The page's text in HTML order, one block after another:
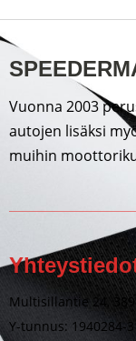
Vuonna 2003
autojen lisäksi
muihin
Multisillantie 24,
Y-tunnus: 1940284-3